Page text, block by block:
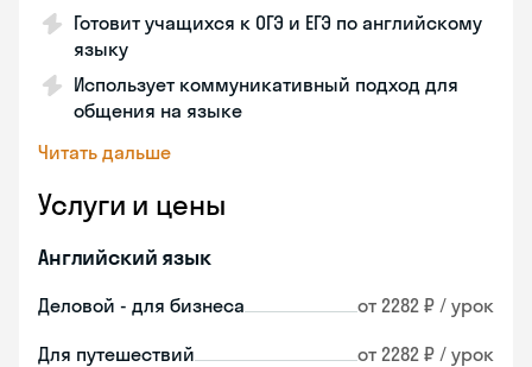
Готовит учащихся к ОГЭ и ЕГЭ по английскому
языку
Использует коммуникативный подход для
общения на языке
Читать дальше
Услуги и цены
Английский язык
Деловой - для бизнеса от 2282 ₽ / урок
Для путешествий от 2282 ₽ / урок